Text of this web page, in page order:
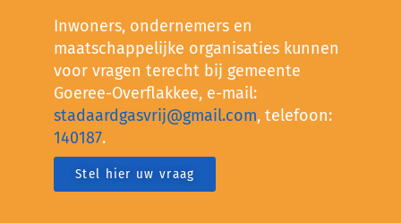
Inwoners, ondernemers en
maatschappelijke organisaties kunnen
voor vragen terecht bij gemeente
Goeree-Overflakkee, e-mail:
stadaardgasvrij@gmail.com, telefoon:
140187.
Stel hier uw vraag